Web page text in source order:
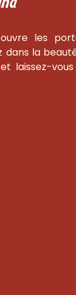
les
dans la
laissez-